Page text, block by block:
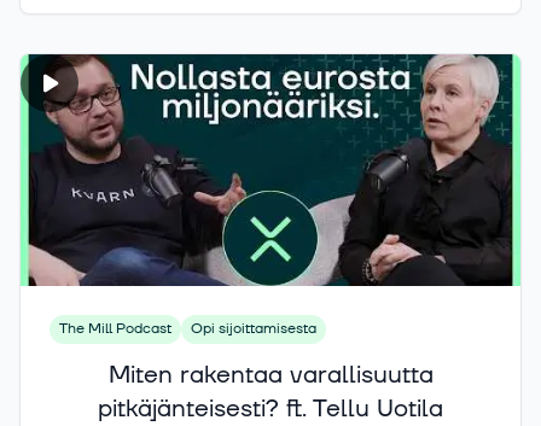
turvasatamaksi, jonka vahvuudet nojaavat
vakaaseen talouteen.
The Mill Podcast Opi sijoittamisesta
Miten rakentaa varallisuutta
pitkäjänteisesti? ft. Tellu Uotila